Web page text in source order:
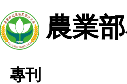
農業
專刊